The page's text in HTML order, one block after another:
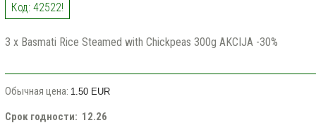
Код: 42522!
3 x Basmati Rice Steamed with Chickpeas 300g AKCIJA -30%
Обычная цена: 1.50 EUR
Срок годности: 12.26